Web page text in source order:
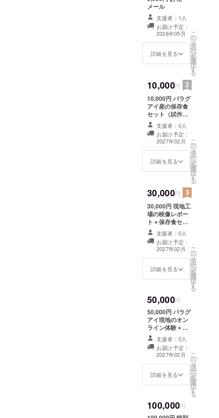
メール
支援者：1人
お届け予定：
2026年05月
詳細を見る
こ
の
リ
タ
ー
ン
を
選
択
す
る
10,000円
10,000円 パラグ
アイ産の保存食
セット（試作
版） ・名称（例:
煮物メニューも
しくはパスタメ
ニューまたはド
ライフルーツ) ・
内容量 約500g
・消費期限 約2
ラグアイ 内容や
詳細は今後の進
捗で決定・支援
者様へ個別案内
させていただき
ます。 原材料及
び添加物等の食
品表示はお届け
商品のラベルに
商品開封前には
必ずお届けのリ
意書きをご確認
ください。
支援者：0人
お届け予定：
2027年02月
詳細を見る
こ
の
リ
タ
ー
ン
を
選
択
す
る
30,000円
30,000円 現地工
場の映像レポー
ト＋保存食セッ
ト ・収録時間：
約30分間 ・提供
方法：メールに
URLを記載しま
す。 ・名称（例:
煮物メニューも
ライフルーツ) ・
内容量 約500g
・保存方法常温
・消費期限 約2
年 ・原産国 パ
ラグアイ 内容や
詳細は今後の進
捗で決定・支援
者様へ個別案内
させていただき
ます。 原材料及
び添加物等の食
品表示はお届け
表記されます。
商品開封前には
支援者：0人
お届け予定：
2027年02月
詳細を見る
こ
の
リ
タ
ー
ン
を
選
択
す
る
50,000円
50,000円 パラグ
アイ現地のオン
ライン体験＋食
品セット オンラ
イン時間：約1時
間30分 ・提供方
法：Zoom、イ
ンスタ通話にて
体験していただ
パスタメニュー
またはドライフ
支援者：0人
お届け予定：
2027年02月
詳細を見る
こ
の
リ
タ
ー
ン
を
選
択
す
る
100,000円